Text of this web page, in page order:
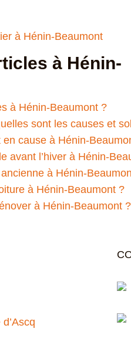
à Hénin-Beaumont
à Hénin-
à Hénin-Beaumont ?
sont les causes et
cause à Hénin-
avant l’hiver à Hénin-
à Hénin-
à Hénin-Beaumont ?
à Hénin-Beaumont ?